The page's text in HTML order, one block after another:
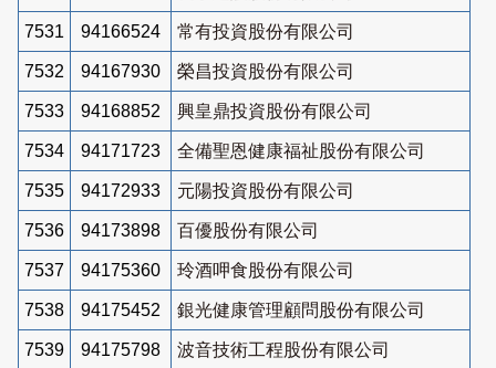
7531 94166524 常有投資股份有限公司
7532 94167930 榮昌投資股份有限公司
7533 94168852 興皇鼎投資股份有限公司
7534 94171723 全備聖恩健康福祉股份有限公司
7535 94172933 元陽投資股份有限公司
7536 94173898 百優股份有限公司
7537 94175360 玲酒呷食股份有限公司
7538 94175452 銀光健康管理顧問股份有限公司
7539 94175798 波音技術工程股份有限公司